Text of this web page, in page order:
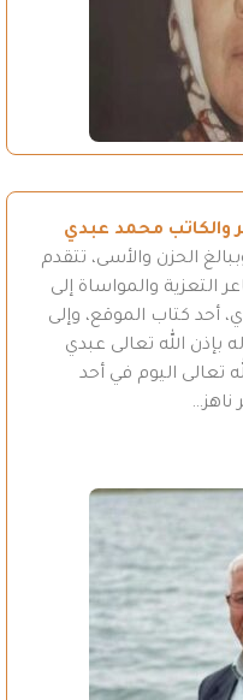
والكاتب محمد عبدي
الحزن والأسى، تتقدم
التعزية والمواساة إلى
أحد كتاب الموقع، وإلى
بإذن الله تعالى عبدي
تعالى اليوم في أحد